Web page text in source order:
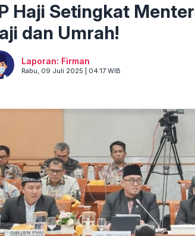
Haji Setingkat
dan Umrah!
Laporan: Firman
Rabu, 09 Juli 2025 | 04:17 WIB